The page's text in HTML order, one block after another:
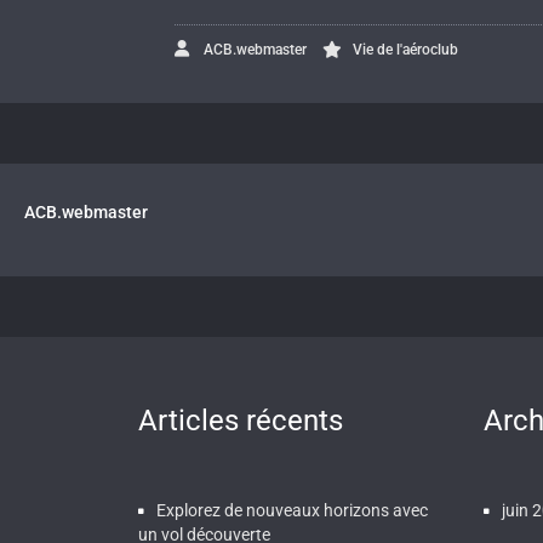
ACB.webmaster Vie de l'aéroclub
ACB.webmaster
Articles récents
Explorez de nouveaux horizons avec
un vol découverte
juin